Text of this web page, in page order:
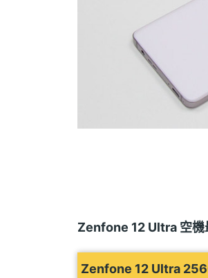
Zenfone 12 Ultra 空機
Zenfone 12 Ultra